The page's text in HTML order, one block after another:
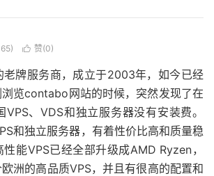
 赞(0)
牌服务商，成立于2003年，如今已经
览contabo网站的时候，突然发现了在
、VDS和独立服务器没有安装费。
和独立服务器，有着性价比高和质量稳
能VPS已经全部升级成AMD Ryzen，
洲的高品质VPS，并且有很高的配置和